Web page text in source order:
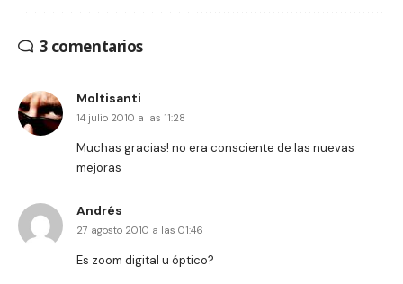
3 comentarios
Moltisanti
14 julio 2010 a las 11:28
Muchas gracias! no era consciente de las nuevas
mejoras
Andrés
27 agosto 2010 a las 01:46
Es zoom digital u óptico?